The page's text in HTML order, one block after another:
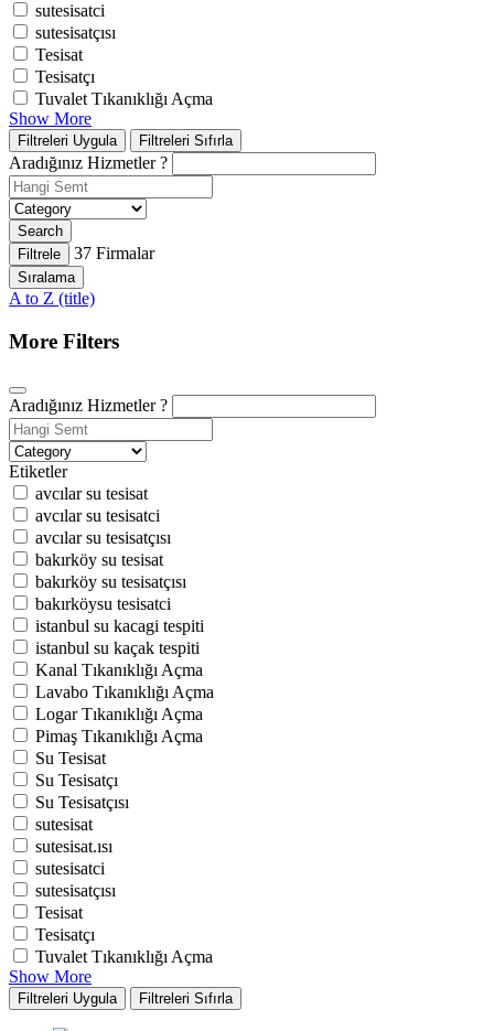
sutesisatci
sutesisatçısı
Tesisat
Tesisatçı
Tuvalet Tıkanıklığı Açma
Show More
Filtreleri Uygula Filtreleri Sıfırla
Aradığınız Hizmetler ?
Search
Filtrele
37 Firmalar
Sıralama
A to Z (title)
More Filters
Aradığınız Hizmetler ?
Etiketler
avcılar su tesisat
avcılar su tesisatci
avcılar su tesisatçısı
bakırköy su tesisat
bakırköy su tesisatçısı
bakırköysu tesisatci
istanbul su kacagi tespiti
istanbul su kaçak tespiti
Kanal Tıkanıklığı Açma
Lavabo Tıkanıklığı Açma
Logar Tıkanıklığı Açma
Pimaş Tıkanıklığı Açma
Su Tesisat
Su Tesisatçı
Su Tesisatçısı
sutesisat
sutesisat.ısı
sutesisatci
sutesisatçısı
Tesisat
Tesisatçı
Tuvalet Tıkanıklığı Açma
Show More
Filtreleri Uygula Filtreleri Sıfırla